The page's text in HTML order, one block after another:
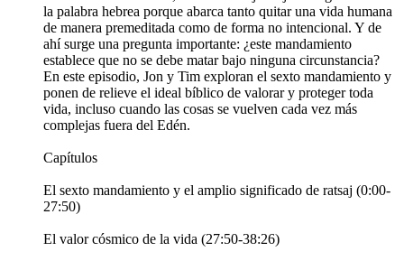
la palabra hebrea porque abarca tanto quitar una vida humana
de manera premeditada como de forma no intencional. Y de
ahí surge una pregunta importante: ¿este mandamiento
establece que no se debe matar bajo ninguna circunstancia?
En este episodio, Jon y Tim exploran el sexto mandamiento y
ponen de relieve el ideal bíblico de valorar y proteger toda
vida, incluso cuando las cosas se vuelven cada vez más
complejas fuera del Edén.
Capítulos
El sexto mandamiento y el amplio significado de ratsaj (0:00-
27:50)
El valor cósmico de la vida (27:50-38:26)